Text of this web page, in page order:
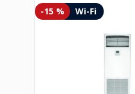
-15 % Wi-Fi